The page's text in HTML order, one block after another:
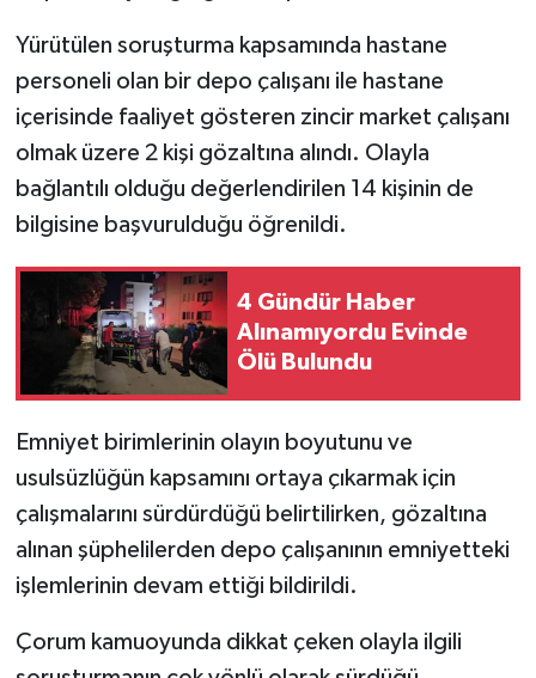
Yürütülen soruşturma kapsamında hastane
personeli olan bir depo çalışanı ile hastane
içerisinde faaliyet gösteren zincir market çalışanı
olmak üzere 2 kişi gözaltına alındı. Olayla
bağlantılı olduğu değerlendirilen 14 kişinin de
bilgisine başvurulduğu öğrenildi.
4 Gündür Haber
Alınamıyordu Evinde
Ölü Bulundu
Emniyet birimlerinin olayın boyutunu ve
usulsüzlüğün kapsamını ortaya çıkarmak için
çalışmalarını sürdürdüğü belirtilirken, gözaltına
alınan şüphelilerden depo çalışanının emniyetteki
işlemlerinin devam ettiği bildirildi.
Çorum kamuoyunda dikkat çeken olayla ilgili